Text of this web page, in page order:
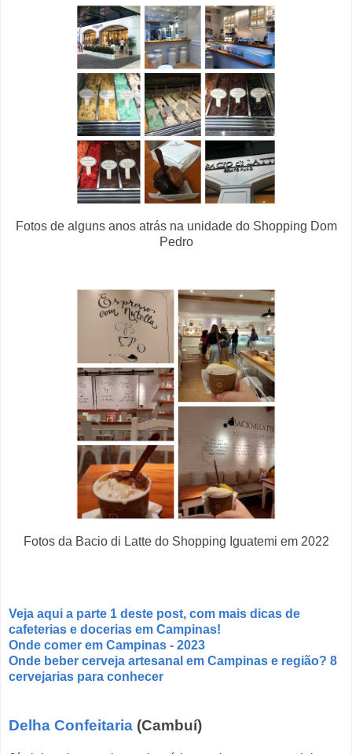
Fotos de alguns anos atrás na unidade do Shopping Dom
Pedro
Fotos da Bacio di Latte do Shopping Iguatemi em 2022
Veja aqui a parte 1 deste post, com mais dicas de
cafeterias e docerias em Campinas!
Onde comer em Campinas - 2023
Onde beber cerveja artesanal em Campinas e região? 8
cervejarias para conhecer
Delha Confeitaria (Cambuí)